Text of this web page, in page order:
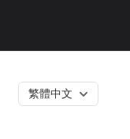
繁體中文